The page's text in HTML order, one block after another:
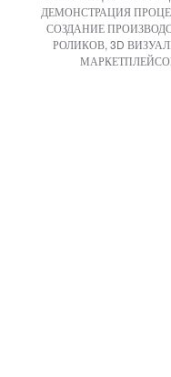
ДЕМОНСТРАЦИЯ
СОЗДАНИЕ
РОЛИКОВ, 3D